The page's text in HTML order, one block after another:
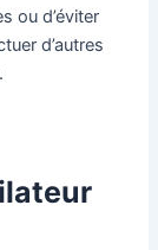
ou d’éviter
d’autres